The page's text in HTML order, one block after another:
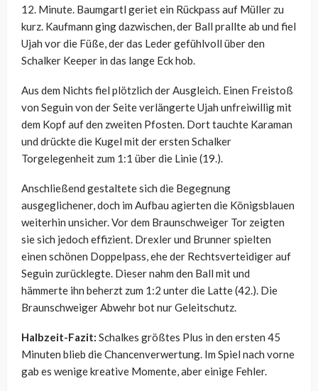
12. Minute. Baumgartl geriet ein Rückpass auf Müller zu
kurz. Kaufmann ging dazwischen, der Ball prallte ab und fiel
Ujah vor die Füße, der das Leder gefühlvoll über den
Schalker Keeper in das lange Eck hob.
Aus dem Nichts fiel plötzlich der Ausgleich. Einen Freistoß
von Seguin von der Seite verlängerte Ujah unfreiwillig mit
dem Kopf auf den zweiten Pfosten. Dort tauchte Karaman
und drückte die Kugel mit der ersten Schalker
Torgelegenheit zum 1:1 über die Linie (19.).
Anschließend gestaltete sich die Begegnung
ausgeglichener, doch im Aufbau agierten die Königsblauen
weiterhin unsicher. Vor dem Braunschweiger Tor zeigten
sie sich jedoch effizient. Drexler und Brunner spielten
einen schönen Doppelpass, ehe der Rechtsverteidiger auf
Seguin zurücklegte. Dieser nahm den Ball mit und
hämmerte ihn beherzt zum 1:2 unter die Latte (42.). Die
Braunschweiger Abwehr bot nur Geleitschutz.
Halbzeit-Fazit: Schalkes größtes Plus in den ersten 45
Minuten blieb die Chancenverwertung. Im Spiel nach vorne
gab es wenige kreative Momente, aber einige Fehler.